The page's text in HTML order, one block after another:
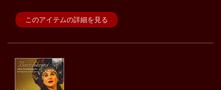
このアイテムの詳細を見る